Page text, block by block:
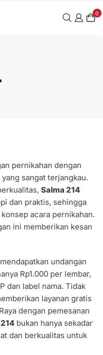
0
pernikahan dengan
sangat terjangkau.
Salma 214
dan praktis, sehingga
acara pernikahan.
ini memberikan kesan
undangan
Rp1.000 per lembar,
dan label nama. Tidak
layanan gratis
dengan pemesanan
bukan hanya sekadar
dan berkualitas untuk